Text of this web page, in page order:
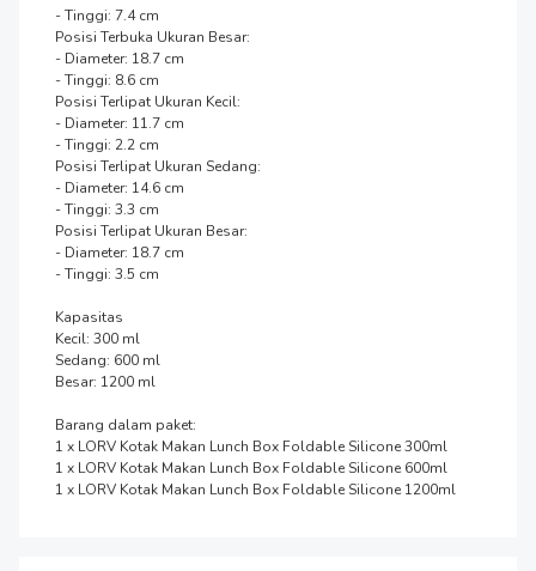
- Tinggi: 7.4 cm
Posisi Terbuka Ukuran Besar:
- Diameter: 18.7 cm
- Tinggi: 8.6 cm
Posisi Terlipat Ukuran Kecil:
- Diameter: 11.7 cm
- Tinggi: 2.2 cm
Posisi Terlipat Ukuran Sedang:
- Diameter: 14.6 cm
- Tinggi: 3.3 cm
Posisi Terlipat Ukuran Besar:
- Diameter: 18.7 cm
- Tinggi: 3.5 cm
Kapasitas
Kecil: 300 ml
Sedang: 600 ml
Besar: 1200 ml
Barang dalam paket:
1 x LORV Kotak Makan Lunch Box Foldable Silicone 300ml
1 x LORV Kotak Makan Lunch Box Foldable Silicone 600ml
1 x LORV Kotak Makan Lunch Box Foldable Silicone 1200ml